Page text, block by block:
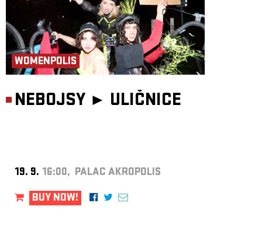
WOMENPOLIS
NEBOJSY ► ULIČNICE
19. 9. 16:00, PALAC AKROPOLIS
BUY NOW!